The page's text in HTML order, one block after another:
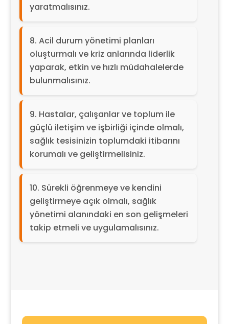
yaratmalısınız.
Acil durum yönetimi planları
oluşturmalı ve kriz anlarında liderlik
yaparak, etkin ve hızlı müdahalelerde
bulunmalısınız.
Hastalar, çalışanlar ve toplum ile
güçlü iletişim ve işbirliği içinde olmalı,
sağlık tesisinizin toplumdaki itibarını
korumalı ve geliştirmelisiniz.
Sürekli öğrenmeye ve kendini
geliştirmeye açık olmalı, sağlık
yönetimi alanındaki en son gelişmeleri
takip etmeli ve uygulamalısınız.